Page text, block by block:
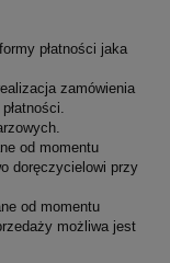
płatności jaka
zamówienia
od momentu
doręczycielowi przy
od momentu
możliwa jest